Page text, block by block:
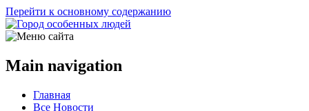
Перейти к основному содержанию
Main navigation
Главная
Все Новости